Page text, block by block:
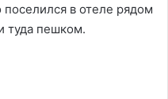
поселился в отеле рядом
туда пешком.